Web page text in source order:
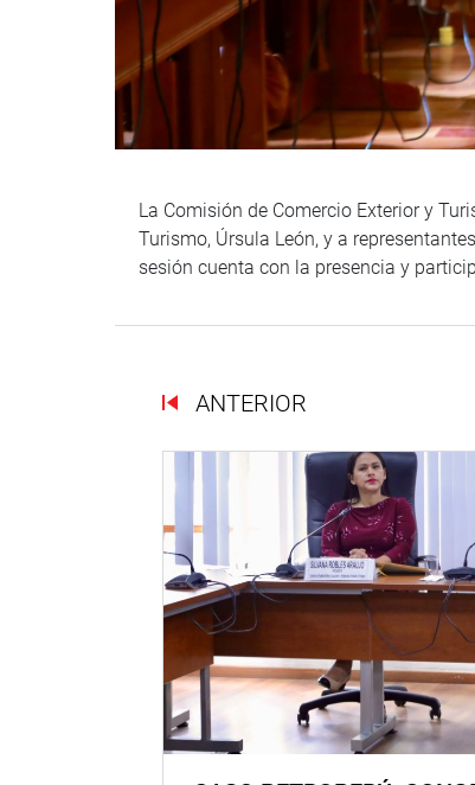
La Comisión de Comercio Exterior y
Turismo, Úrsula León, y a
sesión cuenta con la presencia y
ANTERIOR